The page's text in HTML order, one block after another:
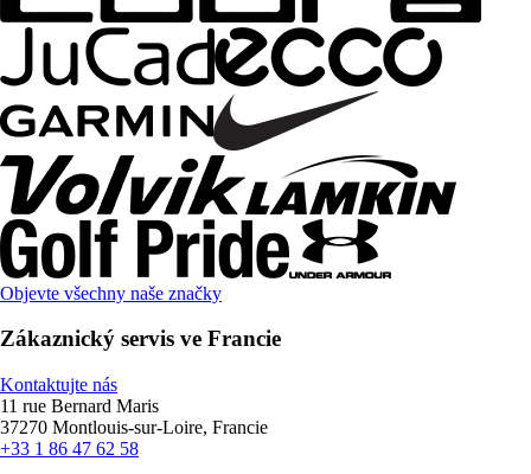
Objevte všechny naše značky
Zákaznický servis ve Francie
Kontaktujte nás
11 rue Bernard Maris
37270 Montlouis-sur-Loire, Francie
+33 1 86 47 62 58